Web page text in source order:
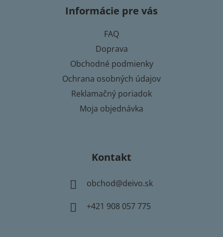
i
e
p
r
v
k
y
v
ý
p
i
Informácie pre vás
FAQ
Doprava
Obchodné podmienky
Ochrana osobných údajov
Reklamačný poriadok
Moja objednávka
Kontakt
obchod@deivo.sk
+421 908 057 775